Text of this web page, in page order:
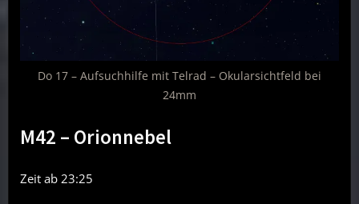
Do 17 – Aufsuchhilfe mit Telrad – Okularsichtfeld bei
24mm
M42 – Orionnebel
Zeit ab 23:25